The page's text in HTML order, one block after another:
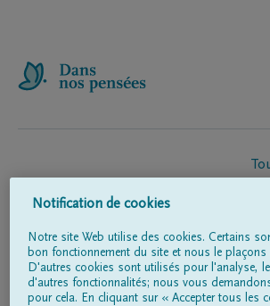
Entrepreneur de
Suivez-nous sur
Notification de cookies
Notre site Web utilise des cookies. Certains
bon fonctionnement du site et nous le plaçons
D'autres cookies sont utilisés pour l'analyse,
d'autres fonctionnalités; nous vous
pour cela. En cliquant sur « Accepter tous les